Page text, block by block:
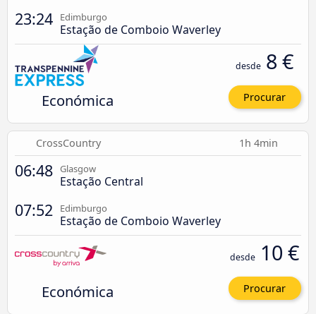
23:24 Edimburgo
Estação de Comboio Waverley
Económica
desde 8 €
Procurar
CrossCountry 1h 4min
06:48 Glasgow
Estação Central
07:52 Edimburgo
Estação de Comboio Waverley
Económica
desde 10 €
Procurar